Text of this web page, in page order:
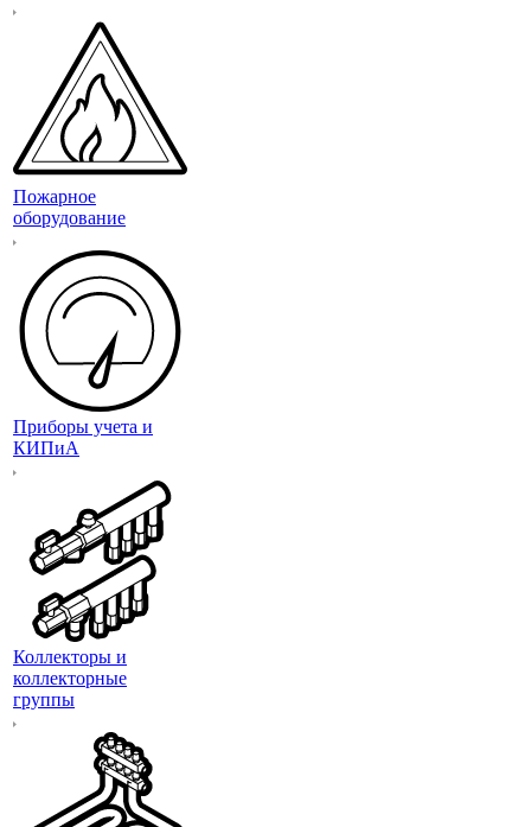
Пожарное
оборудование
Приборы учета и
КИПиА
Коллекторы и
коллекторные
группы